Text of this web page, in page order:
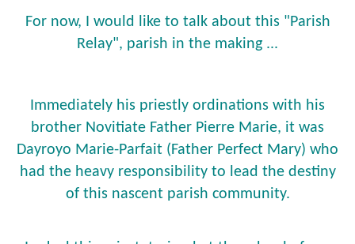
For now, I would like to talk about this "Parish
Relay", parish in the making ...
Immediately his priestly ordinations with his
brother Novitiate Father Pierre Marie, it was
Dayroyo Marie-Parfait (Father Perfect Mary) who
had the heavy responsibility to lead the destiny
of this nascent parish community.